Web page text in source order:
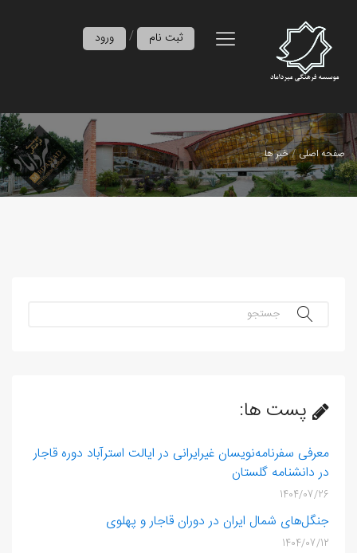
ورود / ثبت نام
صفحه اصلی خبر ها
جستجو...
پست ها:
معرفی سفرنامه‌نویسان غیرایرانی در ایالت استرآباد دوره قاجار
در دانشنامه گلستان
1404/07/26
جنگل‌های شمال ایران در دوران قاجار و پهلوی
1404/07/12